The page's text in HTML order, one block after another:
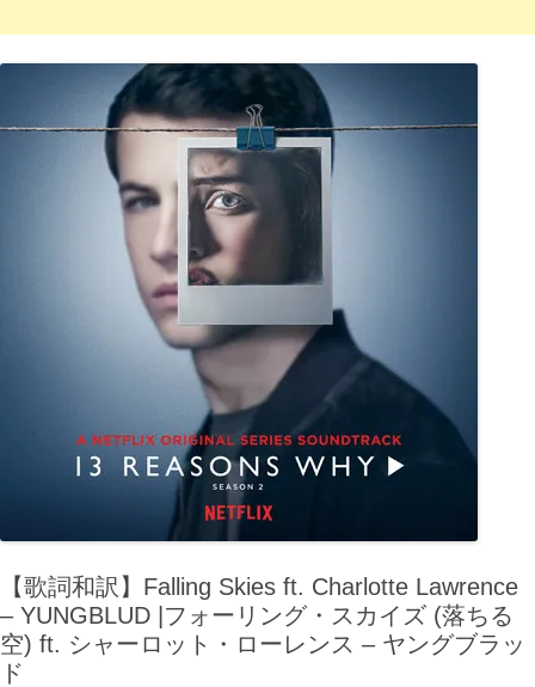
【歌詞和訳】Falling Skies ft. Charlotte Lawrence
– YUNGBLUD |フォーリング・スカイズ (落ちる
空) ft. シャーロット・ローレンス – ヤングブラッ
ド